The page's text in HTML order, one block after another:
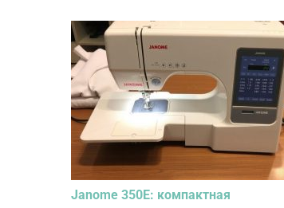
Janome 350E: компактная